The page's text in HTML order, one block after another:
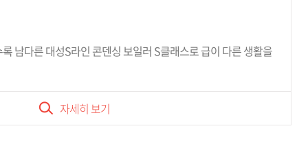
남다른대성S라인 콘덴싱 보일러 S클래스로 급이 다른생활을
자세히 보기